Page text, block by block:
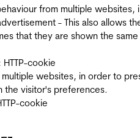
from multiple websites,
- This also allows
that they are shown the same
HTTP-cookie
websites, in order to
the visitor's preferences.
cookie